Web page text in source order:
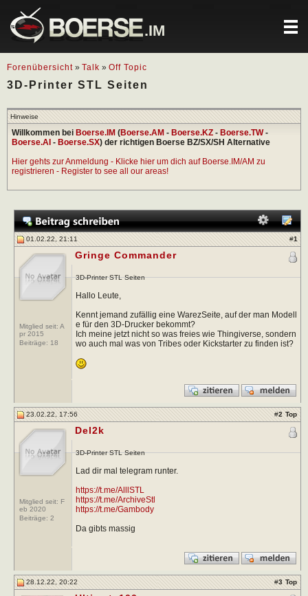
.IM
Forenübersicht » Talk » Off Topic
3D-Printer STL Seiten
Hinweise
Willkommen bei Boerse.IM (Boerse.AM - Boerse.KZ - Boerse.TW-
Boerse.AI - Boerse.SX) der richtigen Boerse BZ/SX/SH Alternative
Hier gehts zur Anmeldung - Klicke hier um dich auf Boerse.IM/AM zu
registrieren - Register to see all our areas!
01.02.22, 21:11 #1
Mitglied seit: A
pr 2015
Beiträge: 18
Gringe Commander
3D-Printer STL Seiten
Hallo Leute,
Kennt jemand zufällig eine WarezSeite, auf der man Modell
e für den 3D-Drucker bekommt?
Ich meine jetzt nicht so was freies wie Thingiverse, sondern
wo auch mal was von Tribes oder Kickstarter zu finden ist?
23.02.22, 17:56 #2 Top
Mitglied seit: F
eb 2020
Beiträge: 2
Del2k
3D-Printer STL Seiten
Lad dir mal telegram runter.
https://t.me/AlllSTL
https://t.me/ArchiveStl
https://t.me/Gambody
Da gibts massig
28.12.22, 20:22 #3 Top